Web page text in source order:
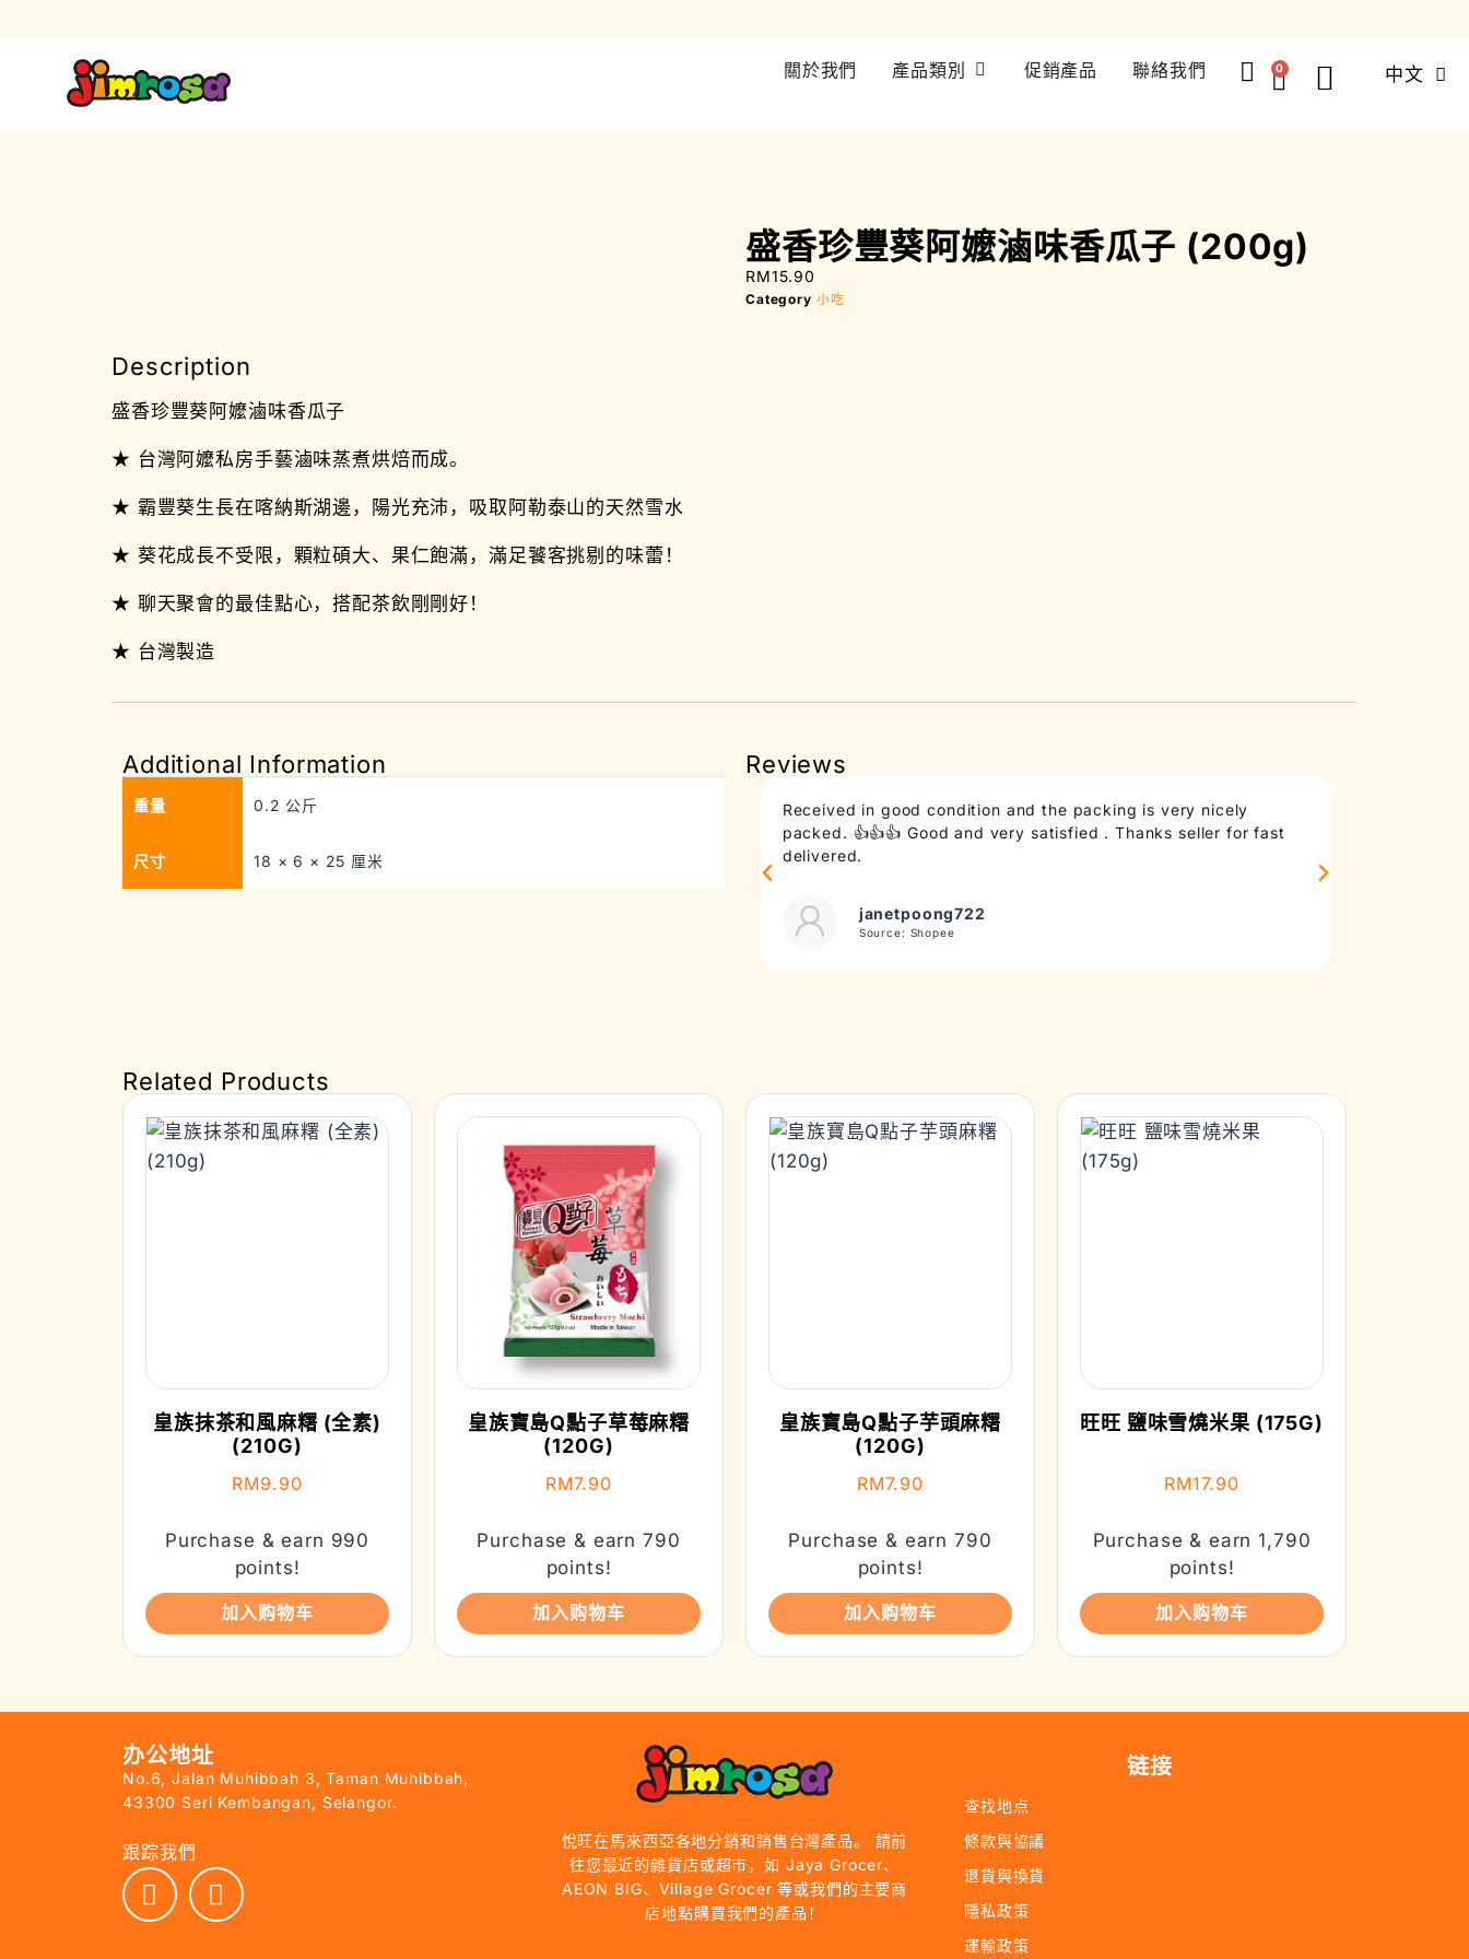
關於我們 產品類別 促銷產品 聯絡我們 0 中文
ENG
盛香珍豐葵阿嬤滷味香瓜子 (200g)
RM15.90
Category 小吃
Description
盛香珍豐葵阿嬤滷味香瓜子
★ 台灣阿嬤私房手藝滷味蒸煮烘焙而成。
★ 霸豐葵生長在喀納斯湖邊，陽光充沛，吸取阿勒泰山的天然雪水
★ 葵花成長不受限，顆粒碩大、果仁飽滿，滿足饕客挑剔的味蕾！
★ 聊天聚會的最佳點心，搭配茶飲剛剛好！
★ 台灣製造
Additional Information
重量 0.2 公斤
尺寸 18 × 6 × 25 厘米
Reviews
Received in good condition and the packing is very nicely
packed. 👍👍👍 Good and very satisfied . Thanks seller for fast
delivered.
janetpoong722
Source: Shopee
Related Products
皇族抹茶和風麻糬 (全素)
(210G)
RM9.90
Purchase & earn 990
points!
加入购物车
皇族寶島Q點子草莓麻糬
(120G)
RM7.90
Purchase & earn 790
points!
加入购物车
皇族寶島Q點子芋頭麻糬
(120G)
RM7.90
Purchase & earn 790
points!
加入购物车
旺旺 鹽味雪燒米果 (175G)
RM17.90
Purchase & earn 1,790
points!
加入购物车
办公地址
No.6, Jalan Muhibbah 3, Taman Muhibbah,
43300 Seri Kembangan, Selangor.
跟踪我們
悅旺在馬來西亞各地分銷和銷售台灣產品。 請前
往您最近的雜貨店或超市，如 Jaya Grocer、
AEON BIG、Village Grocer 等或我們的主要商
店地點購買我們的產品！
链接
查找地点
條款與協議
退貨與換貨
隱私政策
運輸政策